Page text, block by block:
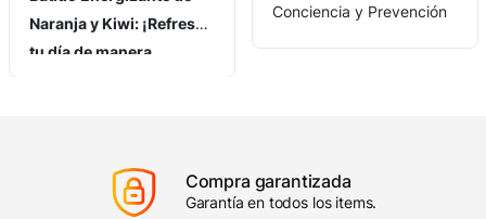
preguntado cómo
elijas. En Tiendas
Gonzalito, hemos
Compra garantizada
Garantía en todos los items.